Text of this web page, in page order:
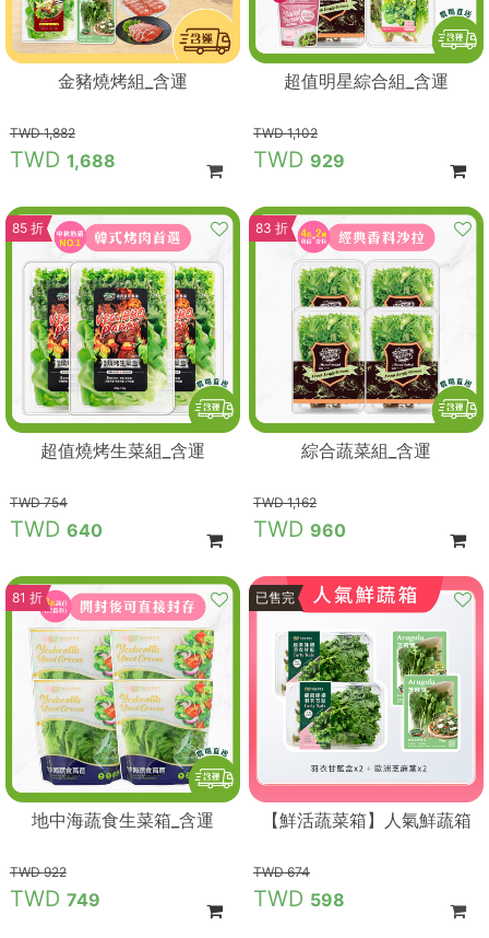
金豬燒烤組_含運
1,882
1,688
超值明星綜合組_含運
1,102
929
85 折
超值燒烤生菜組_含運
754
640
83 折
綜合蔬菜組_含運
1,162
960
81 折
地中海蔬食生菜箱_含運
922
749
89 折
已售完
【鮮活蔬菜箱】人氣鮮蔬箱
674
598